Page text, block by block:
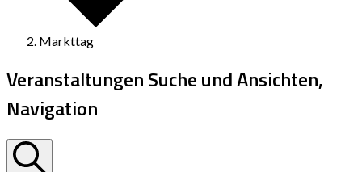
Markttag
Veranstaltungen Suche und Ansichten,
Navigation